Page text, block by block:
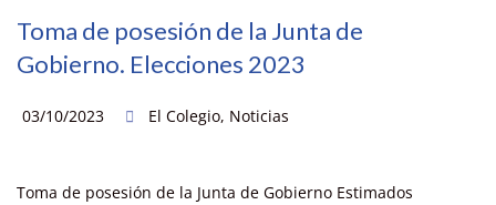
Toma de posesión de la Junta de
Gobierno. Elecciones 2023
03/10/2023 El Colegio, Noticias
Toma de posesión de la Junta de Gobierno Estimados